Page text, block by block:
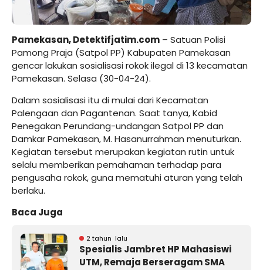
Pamekasan, Detektifjatim.com – Satuan Polisi
Pamong Praja (Satpol PP) Kabupaten Pamekasan
gencar lakukan sosialisasi rokok ilegal di 13 kecamatan
Pamekasan. Selasa (30-04-24).
Dalam sosialisasi itu di mulai dari Kecamatan
Palengaan dan Pagantenan. Saat tanya, Kabid
Penegakan Perundang-undangan Satpol PP dan
Damkar Pamekasan, M. Hasanurrahman menuturkan.
Kegiatan tersebut merupakan kegiatan rutin untuk
selalu memberikan pemahaman terhadap para
pengusaha rokok, guna mematuhi aturan yang telah
berlaku.
Baca Juga
2 tahun lalu
Spesialis Jambret HP Mahasiswi
UTM, Remaja Berseragam SMA